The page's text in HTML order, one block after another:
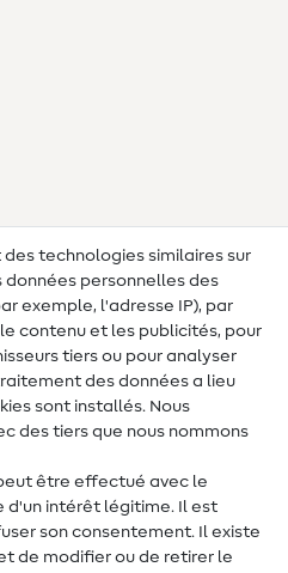
technologies similaires sur
personnelles des
exemple, l'adresse IP), par
contenu et les publicités, pour
tiers ou pour analyser
des données a lieu
sont installés. Nous
des tiers que nous nommons
être effectué avec le
d'un intérêt légitime. Il est
son consentement. Il existe
de modifier ou de retirer le